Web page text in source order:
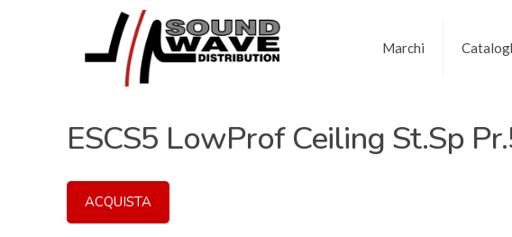
Marchi
ESCS5 LowProf Ceiling St.Sp
ACQUISTA